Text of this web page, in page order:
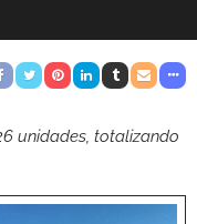
unidades, totalizando